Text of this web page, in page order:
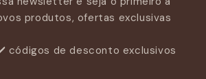
produtos, ofertas exclusivas
códigos de desconto exclusivos